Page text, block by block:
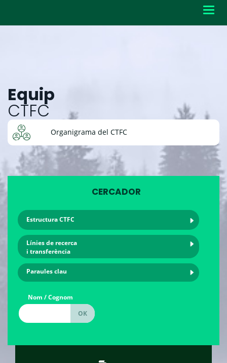
Equip
CTFC
Organigrama del CTFC
CERCADOR
Estructura CTFC
Línies de recerca
i transferència
Paraules clau
Nom / Cognom